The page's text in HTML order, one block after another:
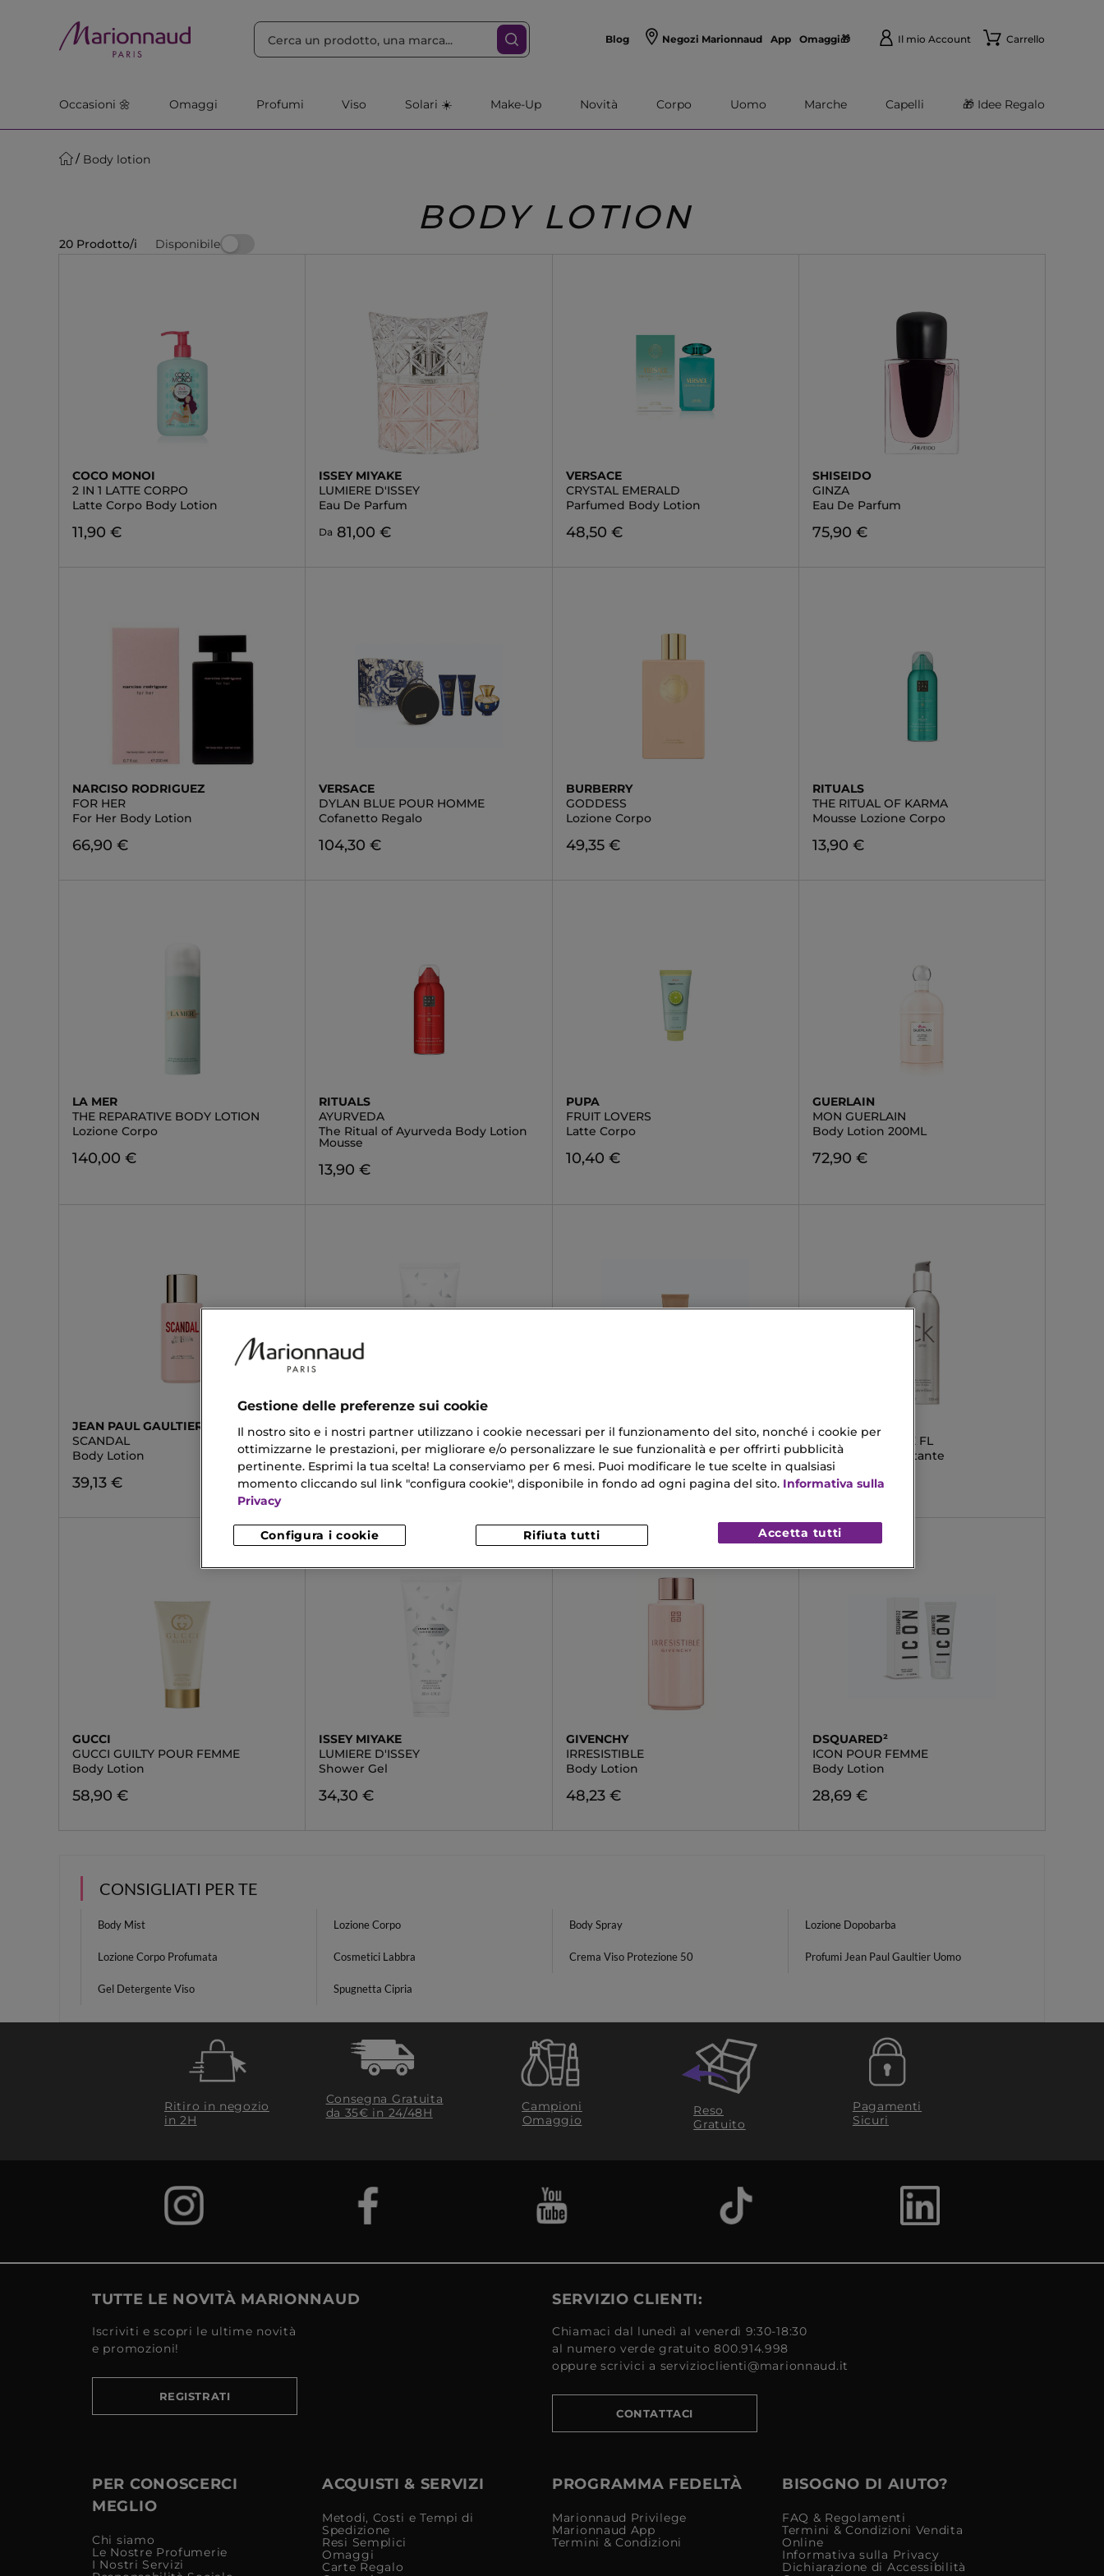
Blog Negozi Marionnaud App Omaggi🎁 Il mio Account Carrello
Occasioni 🌼 Omaggi Profumi Viso Solari ☀️ Make-Up Novità Corpo Uomo Marche Capelli 🎁 Idee Regalo
Body lotion
BODY LOTION
20 Prodotto/i Disponibile
COCO MONOI
2 IN 1 LATTE CORPO
Latte Corpo Body Lotion
11,90 €
ISSEY MIYAKE
LUMIERE D'ISSEY
Eau De Parfum
Da 81,00 €
VERSACE
CRYSTAL EMERALD
Parfumed Body Lotion
48,50 €
SHISEIDO
GINZA
Eau De Parfum
75,90 €
NARCISO RODRIGUEZ
FOR HER
For Her Body Lotion
66,90 €
VERSACE
DYLAN BLUE POUR HOMME
Cofanetto Regalo
104,30 €
BURBERRY
GODDESS
Lozione Corpo
49,35 €
RITUALS
THE RITUAL OF KARMA
Mousse Lozione Corpo
13,90 €
LA MER
THE REPARATIVE BODY LOTION
Lozione Corpo
140,00 €
RITUALS
AYURVEDA
The Ritual of Ayurveda Body Lotion
Mousse
13,90 €
PUPA
FRUIT LOVERS
Latte Corpo
10,40 €
GUERLAIN
MON GUERLAIN
Body Lotion 200ML
72,90 €
JEAN PAUL GAULTIER
SCANDAL
Body Lotion
39,13 €
ISSEY MIYAKE
LUMIERE D'ISSEY
Moisturizing Body Lotion
38,50 €
MICHAEL KORS
POUR FEMME
Body Lotion
39,90 €
CALVIN KLEIN
CK ONE TOILETTE FL
Ck One latte idratante
31,43 €
GUCCI
GUCCI GUILTY POUR FEMME
Body Lotion
58,90 €
ISSEY MIYAKE
LUMIERE D'ISSEY
Shower Gel
34,30 €
GIVENCHY
IRRESISTIBLE
Body Lotion
48,23 €
DSQUARED²
ICON POUR FEMME
Body Lotion
28,69 €
CONSIGLIATI PER TE
Body Mist Lozione Corpo Body Spray Lozione Dopobarba
Lozione Corpo Profumata Cosmetici Labbra Crema Viso Protezione 50 Profumi Jean Paul Gaultier Uomo
Gel Detergente Viso Spugnetta Cipria
Ritiro in negozio
in 2H
Consegna Gratuita
da 35€​ in 24/48H
Campioni
Omaggio
Reso
Gratuito
Pagamenti
Sicuri
TUTTE LE NOVITÀ MARIONNAUD
Iscriviti e scopri le ultime novità
e promozioni!
REGISTRATI
SERVIZIO CLIENTI:
Chiamaci dal lunedì al venerdì 9:30-18:30
al numero verde gratuito 800.914.998
oppure scrivici a servizioclienti@marionnaud.it
CONTATTACI
PER CONOSCERCI
MEGLIO
Chi siamo
Le Nostre Profumerie
I Nostri Servizi
ACQUISTI & SERVIZI
Metodi, Costi e Tempi di
Spedizione
Resi Semplici
Omaggi
Carte Regalo
PROGRAMMA FEDELTÀ
Marionnaud Privilege
Marionnaud App
Termini & Condizioni
BISOGNO DI AIUTO?
FAQ & Regolamenti
Termini & Condizioni Vendita
Online
Informativa sulla Privacy
Dichiarazione di Accessibilità
Gestione delle preferenze sui cookie
Il nostro sito e i nostri partner utilizzano i cookie necessari per il funzionamento del sito, nonché i cookie per
ottimizzarne le prestazioni, per migliorare e/o personalizzare le sue funzionalità e per offrirti pubblicità
pertinente. Esprimi la tua scelta! La conserviamo per 6 mesi. Puoi modificare le tue scelte in qualsiasi
momento cliccando sul link "configura cookie", disponibile in fondo ad ogni pagina del sito. Informativa sulla
Privacy
Configura i cookie Rifiuta tutti Accetta tutti